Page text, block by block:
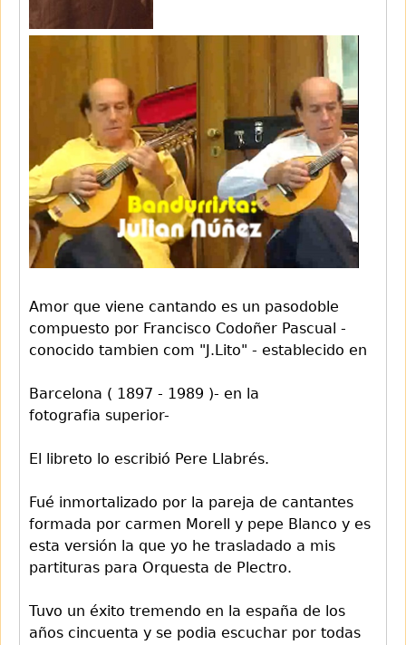
Amor que viene cantando es un pasodoble
compuesto por Francisco Codoñer Pascual -
conocido tambien com "J.Lito" - establecido en
Barcelona ( 1897 - 1989 )- en la
fotografia superior-
El libreto lo escribió Pere Llabrés.
Fué inmortalizado por la pareja de cantantes
formada por carmen Morell y pepe Blanco y es
esta versión la que yo he trasladado a mis
partituras para Orquesta de Plectro.
Tuvo un éxito tremendo en la españa de los
años cincuenta y se podia escuchar por todas